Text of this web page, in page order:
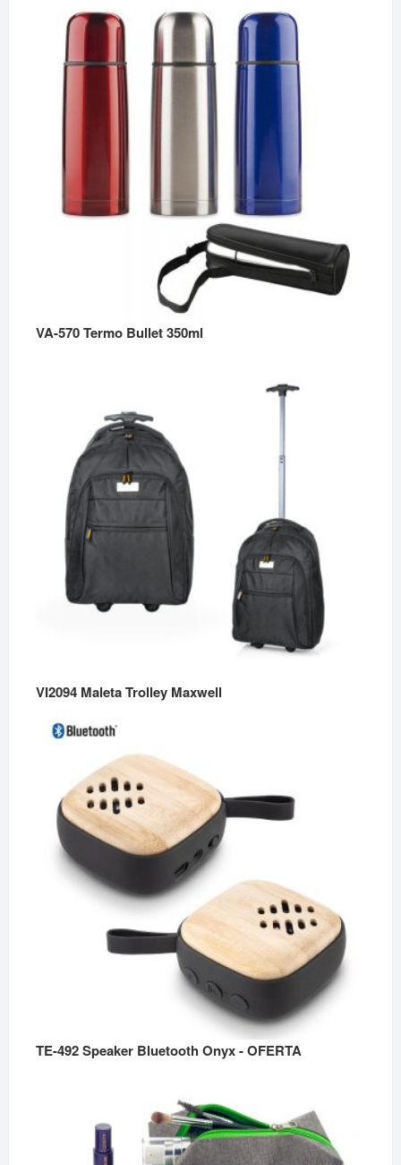
VA-570 Termo Bullet 350ml
VI2094 Maleta Trolley Maxwell
TE-492 Speaker Bluetooth Onyx - OFERTA